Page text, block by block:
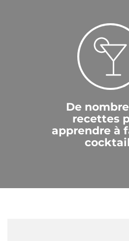
De
recettes
apprendre à